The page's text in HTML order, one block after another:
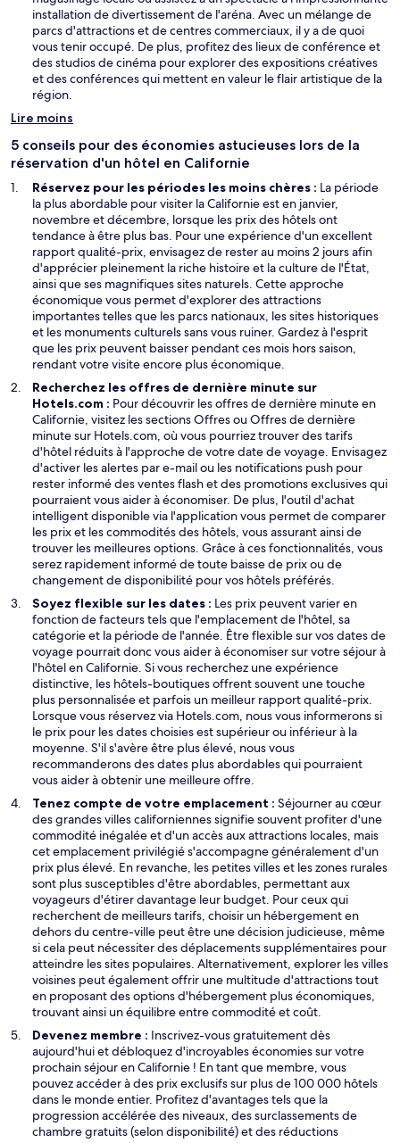
e
e
n
ê
u
n
e
n
o
l
l
f
e
n
ê
t
r
e
u
v
r
e
d
u
n
n
o
u
v
e
l
l
e
f
e
n
ê
t
r
e
installation de divertissement de l'aréna. Avec un mélange de
parcs d'attractions et de centres commerciaux, il y a de quoi
vous tenir occupé. De plus, profitez des lieux de conférence et
des studios de cinéma pour explorer des expositions créatives
et des conférences qui mettent en valeur le flair artistique de la
région.
Lire moins
5 conseils pour des économies astucieuses lors de la
réservation d'un hôtel en Californie
Réservez pour les périodes les moins chères : La période
la plus abordable pour visiter la Californie est en janvier,
novembre et décembre, lorsque les prix des hôtels ont
tendance à être plus bas. Pour une expérience d'un excellent
rapport qualité-prix, envisagez de rester au moins 2 jours afin
d'apprécier pleinement la riche histoire et la culture de l'État,
ainsi que ses magnifiques sites naturels. Cette approche
économique vous permet d'explorer des attractions
importantes telles que les parcs nationaux, les sites historiques
et les monuments culturels sans vous ruiner. Gardez à l'esprit
que les prix peuvent baisser pendant ces mois hors saison,
rendant votre visite encore plus économique.
Recherchez les offres de dernière minute sur
Hotels.com : Pour découvrir les offres de dernière minute en
Californie, visitez les sections Offres ou Offres de dernière
minute sur Hotels.com, où vous pourriez trouver des tarifs
d'hôtel réduits à l'approche de votre date de voyage. Envisagez
d'activer les alertes par e-mail ou les notifications push pour
rester informé des ventes flash et des promotions exclusives qui
pourraient vous aider à économiser. De plus, l'outil d'achat
intelligent disponible via l'application vous permet de comparer
les prix et les commodités des hôtels, vous assurant ainsi de
trouver les meilleures options. Grâce à ces fonctionnalités, vous
serez rapidement informé de toute baisse de prix ou de
changement de disponibilité pour vos hôtels préférés.
Soyez flexible sur les dates : Les prix peuvent varier en
fonction de facteurs tels que l'emplacement de l'hôtel, sa
catégorie et la période de l'année. Être flexible sur vos dates de
voyage pourrait donc vous aider à économiser sur votre séjour à
l'hôtel en Californie. Si vous recherchez une expérience
distinctive, les hôtels-boutiques offrent souvent une touche
plus personnalisée et parfois un meilleur rapport qualité-prix.
Lorsque vous réservez via Hotels.com, nous vous informerons si
le prix pour les dates choisies est supérieur ou inférieur à la
moyenne. S'il s'avère être plus élevé, nous vous
recommanderons des dates plus abordables qui pourraient
vous aider à obtenir une meilleure offre.
Tenez compte de votre emplacement : Séjourner au cœur
des grandes villes californiennes signifie souvent profiter d'une
commodité inégalée et d'un accès aux attractions locales, mais
cet emplacement privilégié s'accompagne généralement d'un
prix plus élevé. En revanche, les petites villes et les zones rurales
sont plus susceptibles d'être abordables, permettant aux
voyageurs d'étirer davantage leur budget. Pour ceux qui
recherchent de meilleurs tarifs, choisir un hébergement en
dehors du centre-ville peut être une décision judicieuse, même
si cela peut nécessiter des déplacements supplémentaires pour
atteindre les sites populaires. Alternativement, explorer les villes
voisines peut également offrir une multitude d'attractions tout
en proposant des options d'hébergement plus économiques,
trouvant ainsi un équilibre entre commodité et coût.
Devenez membre : Inscrivez-vous gratuitement dès
aujourd'hui et débloquez d'incroyables économies sur votre
prochain séjour en Californie ! En tant que membre, vous
pouvez accéder à des prix exclusifs sur plus de 100 000 hôtels
dans le monde entier. Profitez d'avantages tels que la
progression accélérée des niveaux, des surclassements de
chambre gratuits (selon disponibilité) et des réductions